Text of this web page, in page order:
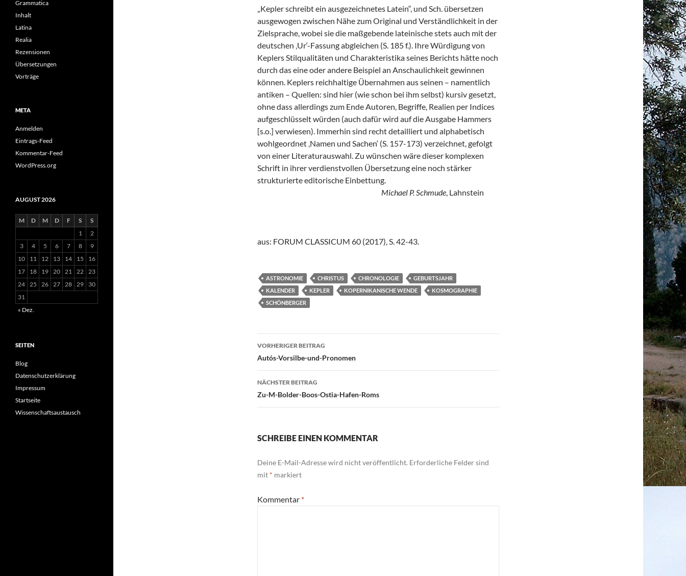
„Kepler schreibt ein ausgezeichnetes Latein“, und Sch. übersetzen
ausgewogen zwischen Nähe zum Original und Verständlichkeit in der
Zielsprache, wobei sie die maßgebende lateinische stets auch mit der
deutschen ‚Ur‘-Fassung abgleichen (S. 185 f.). Ihre Würdigung von
Keplers Stilqualitäten und Charakteristika seines Berichts hätte noch
durch das eine oder andere Beispiel an Anschaulichkeit gewinnen
können. Keplers reichhaltige Übernahmen aus seinen – namentlich
antiken – Quellen: sind hier (wie schon bei ihm selbst) kursiv gesetzt,
ohne dass allerdings zum Ende Autoren, Begriffe, Realien per Indices
aufgeschlüsselt würden (auch dafür wird auf die Ausgabe Hammers
[s.o.] verwiesen). Immerhin sind recht detailliert und alphabetisch
wohlgeordnet ‚Namen und Sachen‘ (S. 157-173) verzeichnet, gefolgt
von einer Literaturauswahl. Zu wünschen wäre dieser komplexen
Schrift in ihrer verdienstvollen Übersetzung eine noch stärker
strukturierte editorische Einbettung.
Michael P. Schmude, Lahnstein
aus: FORUM CLASSICUM 60 (2017), S. 42-43.
ASTRONOMIE CHRISTUS CHRONOLOGIE
GEBURTSJAHR
KALENDER
KEPLER KOPERNIKANISCHE WENDE
KOSMOGRAPHIE
SCHÖNBERGER
Beitragsnavigation
VORHERIGER BEITRAG
Autós-Vorsilbe-und-Pronomen
NÄCHSTER BEITRAG
Zu-M-Bolder-Boos-Ostia-Hafen-Roms
SCHREIBE EINEN KOMMENTAR
Deine E-Mail-Adresse wird nicht veröffentlicht. Erforderliche Felder sind
mit * markiert
Kommentar *
Grammatica
Inhalt
Latina
Realia
Rezensionen
Übersetzungen
Vorträge
META
Anmelden
Eintrags-Feed
Kommentar-Feed
WordPress.org
AUGUST 2026
M D M D F S
S
1
2
3
4 5 6 7 8
9
10
11 12 13 14 15
16
17
18 19 20 21 22 23
24 25 26 27 28 29
30
31
« Dez.
SEITEN
Blog
Datenschutzerklärung
Impressum
Startseite
Wissenschaftsaustausch